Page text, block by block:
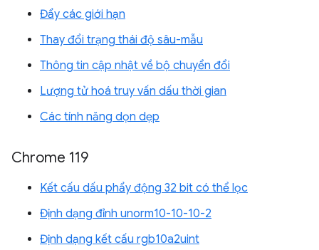
Đẩy các giới hạn
Thay đổi trạng thái độ sâu-mẫu
Thông tin cập nhật về bộ chuyển đổi
Lượng tử hoá truy vấn dấu thời gian
Các tính năng dọn dẹp
Chrome 119
Kết cấu dấu phẩy động 32 bit có thể lọc
Định dạng đỉnh unorm10-10-10-2
Định dạng kết cấu rgb10a2uint